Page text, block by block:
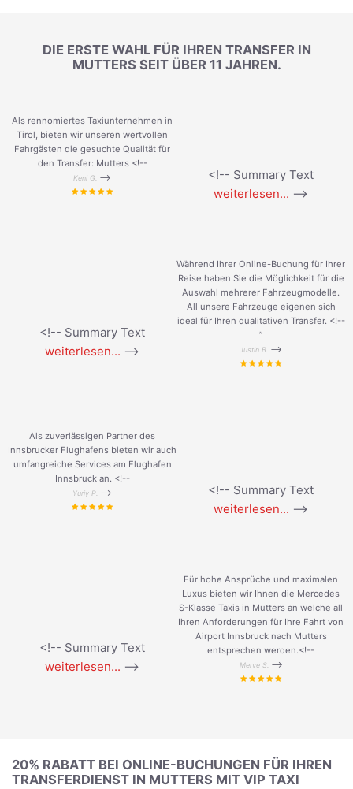
DIE ERSTE WAHL FÜR IHREN TRANSFER IN
MUTTERS SEIT ÜBER 11 JAHREN.
Als rennomiertes Taxiunternehmen in
Tirol, bieten wir unseren wertvollen
Fahrgästen die gesuchte Qualität für
den Transfer: Mutters <!--
Keni G. -->
<!-- Summary Text
weiterlesen... -->
<!-- Summary Text
weiterlesen... -->
Während Ihrer Online-Buchung für Ihrer
Reise haben Sie die Möglichkeit für die
Auswahl mehrerer Fahrzeugmodelle.
All unsere Fahrzeuge eigenen sich
ideal für Ihren qualitativen Transfer. <!--
”
Justin B. -->
Als zuverlässigen Partner des
Innsbrucker Flughafens bieten wir auch
umfangreiche Services am Flughafen
Innsbruck an. <!--
Yuriy P. -->
<!-- Summary Text
weiterlesen... -->
<!-- Summary Text
weiterlesen... -->
Für hohe Ansprüche und maximalen
Luxus bieten wir Ihnen die Mercedes
S-Klasse Taxis in Mutters an welche all
Ihren Anforderungen für Ihre Fahrt von
Airport Innsbruck nach Mutters
entsprechen werden.<!--
Merve S. -->
20% RABATT BEI ONLINE-BUCHUNGEN FÜR IHREN
TRANSFERDIENST IN MUTTERS MIT VIP TAXI